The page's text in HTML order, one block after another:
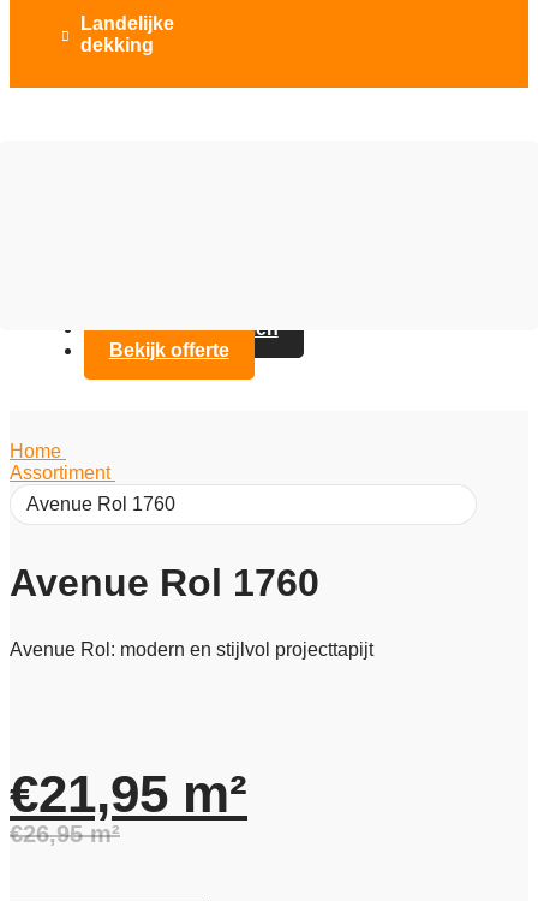

Landelijke
dekking
Contact opnemen
Bekijk offerte
Home
Assortiment
Avenue Rol 1760
Avenue Rol 1760
Avenue Rol: modern en stijlvol projecttapijt
€26,95 m²
€21,95 m²